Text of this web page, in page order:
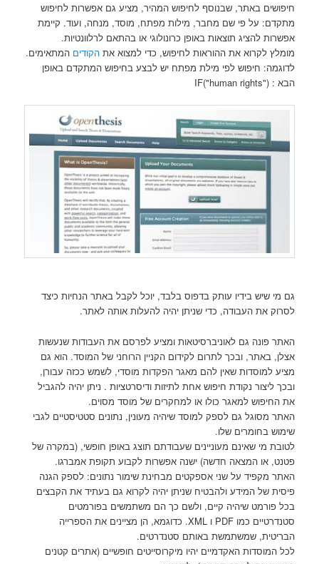
חיפושים באתר, שבנוסף לחיפוש המהיר, מציע גם אפשרות לחיפוש
מתקדם: על פי שם מחבר, מילות מפתח, מוסד, מנחה, ועוד. קיימת
אפשרות להציג תוצאות באופן כרונולוגי או בהתאם לרלוונטיות.
מומלץ לקרוא את ההוראות לחיפוש, כדי למצוא את הקודים המתאימים.
לדוגמה: חיפוש לפי מילת מפתח יש לבצע בחיפוש המתקדם באופן
הבא : ("IF("human rights
גם מי שיש בידיו עותק בדפוס בלבד, יוכל לקבל באתר הנחיות כיצד
לסרוק את העבודה, כדי שניתן יהיה להעלות אותה לאתר.
האתר פונה גם לאוניברסיטאות ומציע לפרסם את העבודות שנעשות
אצלן, באתר, ובכך לתרום לקידום הקניין הרוחני של המוסד. הוא גם
מציע למוסדות שאין להם מאגר הפקדות מוסדי, לשמש ככזה עבורן,
ובכך ליצור נקודת חיפוש אחת לתיזות ודיסרטציות . ניתן יהיה להגביל
את החיפוש למאגר כולו או למחקרים של מוסד מסוים.
האתר מסוגל גם לספק למוסד שיהיה מעונין, נתונים סטטיסטיים לגבי
שימוש בחומרים שלו.
לטובת מי שאינם מעוניינים שעבודתם תוצג באופן חופשי, (במקרה של
פטנט, או המצאה חדשה) ישנה אפשרות לקבוע תקופת אמברגו.
האתר מקפיד על שני אספקטים מבחינת שימור נתונים: לספק הגנה
פיסית של המידע ולהבטיח שניתן יהיה לקרוא גם בעתיד את הקבצים
בכל פורמט שיהיה קיים, ולשם כך הם משתמשים בפורמטים
סטנדרטיים כמו PDF ו XML. כדוגמא, הן מציינים את הספרייה
הבריטית, שמשתמשת באותם סטנדרטים.
לכל המוסדות האקדמיים יהיו מיקרוסייטים חופשיים (אתרים קטנים